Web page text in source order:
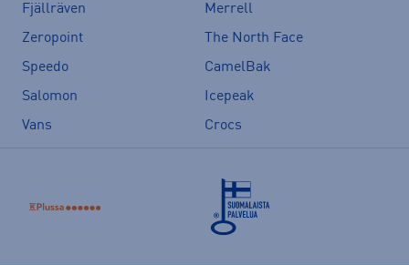
Fjällräven
Merrell
Zeropoint
The North Face
Speedo
CamelBak
Salomon
Icepeak
Vans
Crocs